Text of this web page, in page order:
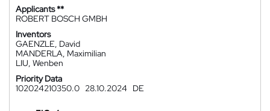
Applicants **
ROBERT BOSCH GMBH
Inventors
GAENZLE, David
MANDERLA, Maximilian
LIU, Wenben
Priority Data
102024210350.0 28.10.2024 DE